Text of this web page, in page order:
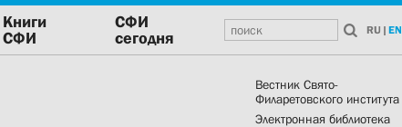
Книги
СФИ
СФИ
сегодня
RU | EN
Вестник Свято-
Филаретовского института
Электронная библиотека